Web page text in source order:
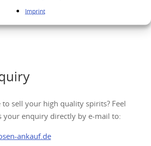
Imprint
1974 30 Years – Rare Malts
sell your high quality spirits? Feel
your enquiry directly by e-mail to:
ankauf.de